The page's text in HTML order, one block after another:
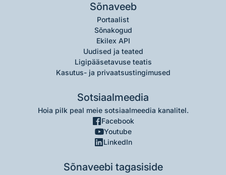
Sõnaveeb
Portaalist
Sõnakogud
Ekilex API
Uudised ja teated
Ligipääsetavuse teatis
Kasutus- ja privaatsustingimused
Sotsiaalmeedia
Hoia pilk peal meie sotsiaalmeedia kanalitel.
Facebook
Youtube
LinkedIn
Sõnaveebi tagasiside